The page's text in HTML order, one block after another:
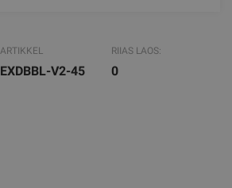
ARTIKKEL
EXDBBL-V2-45
RIIAS LAOS:
0